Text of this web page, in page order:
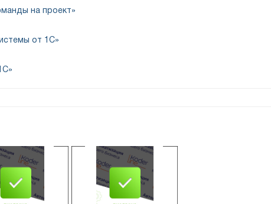
номенклатураның жекелеген түрлері үшін белгіленеді
жеке номенклатура үшін өзгертілуі мүмкін:
на проект»
от 1С»
Азия»
ООО «ФЕРРОНОРДИК
МАШИНЫ»